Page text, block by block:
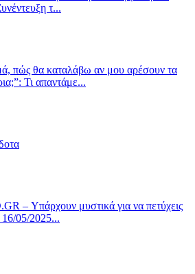
τ...
πώς θα καταλάβω αν μου αρέσουν τα
Τι απαντάμε...
– Υπάρχουν μυστικά για να πετύχεις
16/05/2025...